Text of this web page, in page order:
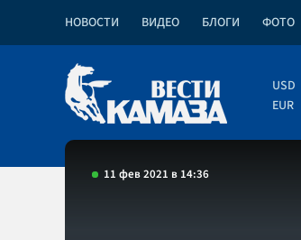
НОВОСТИ ВИДЕО БЛОГИ ФОТО
USD
EUR
11 фев 2021 в 14:36